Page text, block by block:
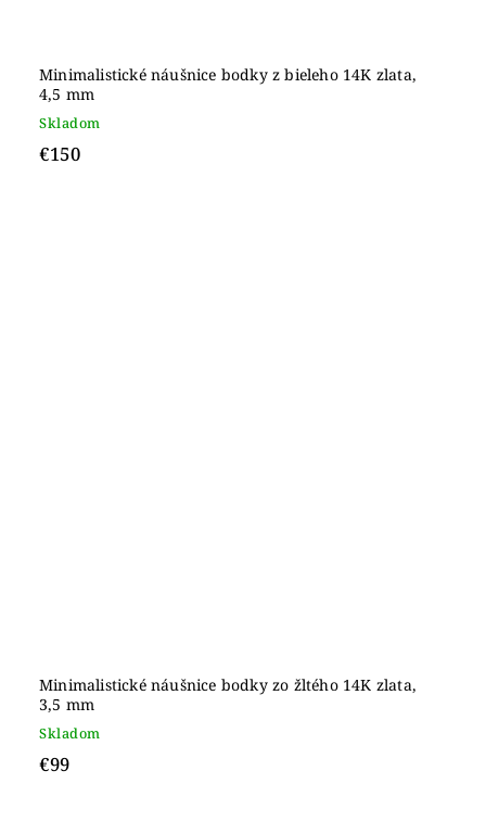
Minimalistické náušnice bodky z bieleho 14K zlata,
4,5 mm
Skladom
€150
Minimalistické náušnice bodky zo žltého 14K zlata,
3,5 mm
Skladom
€99